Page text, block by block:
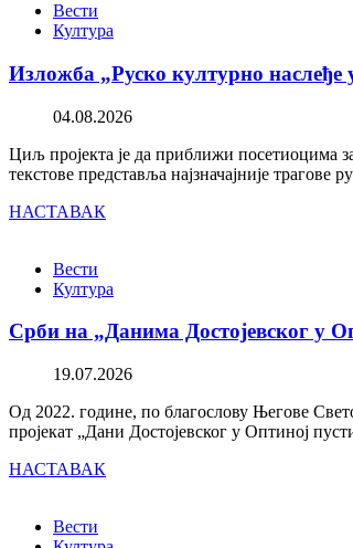
Вести
Култура
Изложба „Руско културно наслеђе
04.08.2026
Циљ пројекта је да приближи посетиоцима
текстове представља најзначајније трагове
НАСТАВАК
Вести
Култура
Срби на „Данима Достојевског у
19.07.2026
Од 2022. године, по благослову Његове
пројекат „Дани Достојевског у Оптиној
НАСТАВАК
Вести